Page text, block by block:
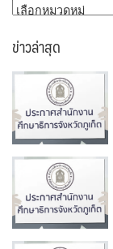
หมวด
ข่าวล่าสุด